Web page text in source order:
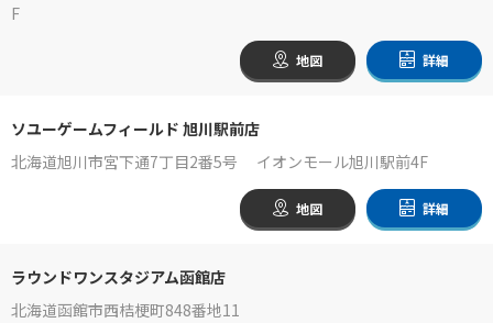
F
地図 詳細
ソユーゲームフィールド 旭川駅前店
北海道旭川市宮下通7丁目2番5号 イオンモール旭川駅前4F
地図 詳細
ラウンドワンスタジアム函館店
北海道函館市西桔梗町848番地11